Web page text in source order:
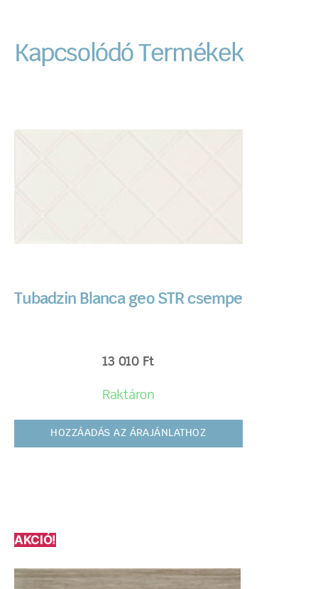
Kapcsolódó Termékek
Tubadzin Blanca geo STR csempe
13 010 Ft
Raktáron
HOZZÁADÁS AZ ÁRAJÁNLATHOZ
AKCIÓ!